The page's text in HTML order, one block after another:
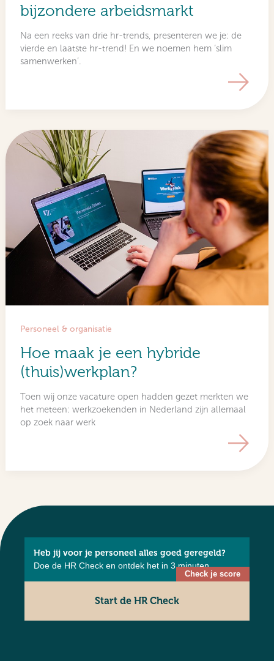
bijzondere arbeidsmarkt
Na een reeks van drie hr-trends, presenteren we je: de
vierde en laatste hr-trend! En we noemen hem ‘slim
samenwerken’.
Personeel & organisatie
Hoe maak je een hybride
(thuis)werkplan?
Toen wij onze vacature open hadden gezet merkten we
het meteen: werkzoekenden in Nederland zijn allemaal
op zoek naar werk
Heb jij voor je personeel alles goed geregeld?
Doe de HR Check en ontdek het in 3 minuten.
Start de HR Check